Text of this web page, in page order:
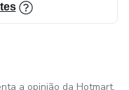
a opinião da Hotmart.